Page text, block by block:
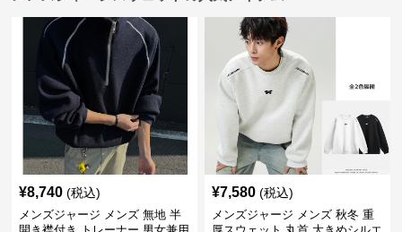
¥8,740 (税込)
メンズジャージ メンズ 無地 半
¥7,580 (税込)
メンズジャージ メンズ 秋冬 重